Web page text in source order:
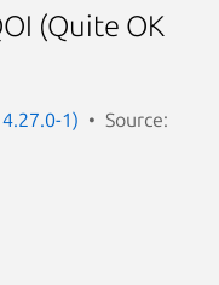
(Quite OK
1)
Source: